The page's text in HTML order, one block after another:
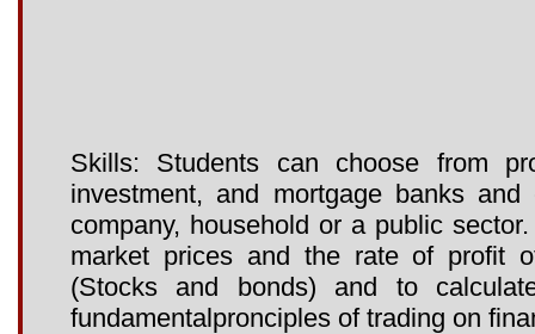
Skills: Students can choose from
investment, and mortgage banks
company, household or a public
market prices and the rate of profit
(Stocks and bonds) and to
fundamentalpronciples of trading on